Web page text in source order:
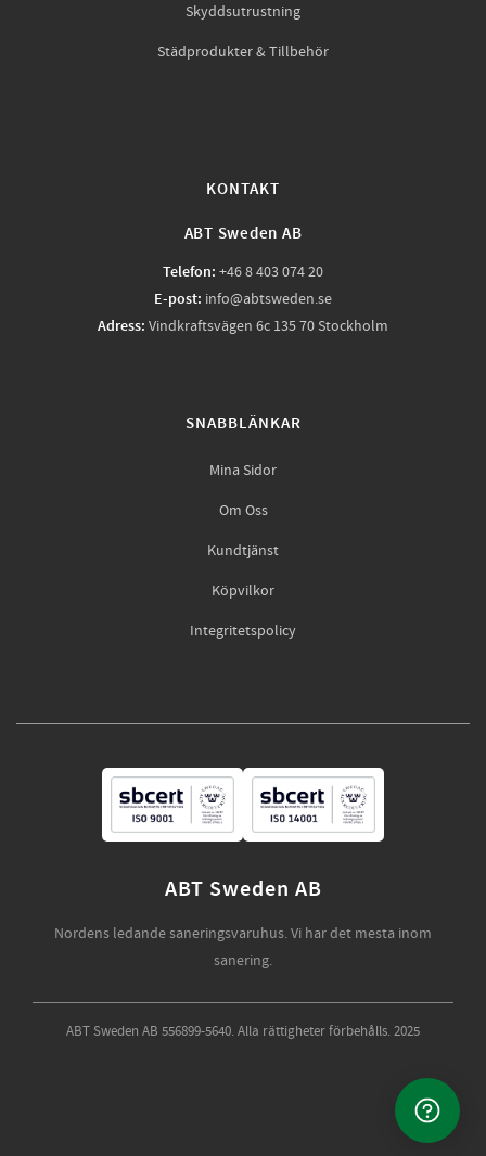
Skyddsutrustning
Städprodukter & Tillbehör
KONTAKT
ABT Sweden AB
Telefon: +46 8 403 074 20
E-post: info@abtsweden.se
Adress: Vindkraftsvägen 6c 135 70 Stockholm
SNABBLÄNKAR
Mina Sidor
Om Oss
Kundtjänst
Köpvilkor
Integritetspolicy
ABT Sweden AB
Nordens ledande saneringsvaruhus. Vi har det mesta inom
sanering.
ABT Sweden AB 556899-5640. Alla rättigheter förbehålls. 2025